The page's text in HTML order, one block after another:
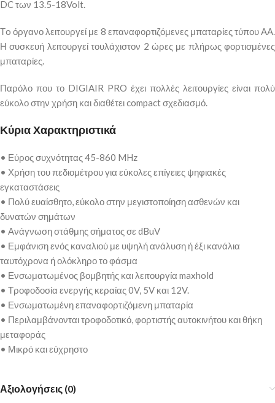
DC των 13.5-18Volt.
Τo όργανο λειτουργεί με 8 επαναφορτιζόμενες μπαταρίες τύπου AA.
Η συσκευή λειτουργεί τουλάχιστον 2 ώρες με πλήρως φορτισμένες
μπαταρίες.
Παρόλο που το DIGIAIR PRO έχει πολλές λειτουργίες είναι πολύ
εύκολο στην χρήση και διαθέτει compact σχεδιασμό.
Κύρια Χαρακτηριστικά
• Εύρος συχνότητας 45-860 MHz
• Χρήση του πεδιομέτρου για εύκολες επίγειες ψηφιακές
εγκαταστάσεις
• Πολύ ευαίσθητο, εύκολο στην μεγιστοποίηση ασθενών και
δυνατών σημάτων
• Ανάγνωση στάθμης σήματος σε dBuV
• Εμφάνιση ενός καναλιού με υψηλή ανάλυση ή έξι κανάλια
ταυτόχρονα ή ολόκληρο το φάσμα
• Ενσωματωμένος βομβητής και λειτουργία maxhold
• Τροφοδοσία ενεργής κεραίας 0V, 5V και 12V.
• Ενσωματωμένη επαναφορτιζόμενη μπαταρία
• Περιλαμβάνονται τροφοδοτικό, φορτιστής αυτοκινήτου και θήκη
μεταφοράς
• Μικρό και εύχρηστο
Αξιολογήσεις (0)